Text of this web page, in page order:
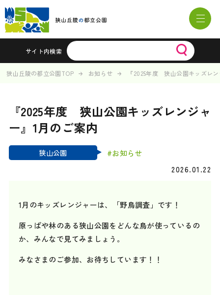
サイト内検索
狭山丘陵の都立公園TOP お知らせ 『2025年度 狭山公園キッズレ
『2025年度 狭山公園キッズレンジャ
ー』1月のご案内
狭山公園
#お知らせ
2026.01.22
1月のキッズレンジャーは、「野鳥調査」です！
原っぱや林のある狭山公園をどんな鳥が使っているの
か、みんなで見てみましょう。
みなさまのご参加、お待ちしています！！